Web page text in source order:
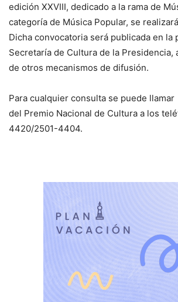
edición XXVIII, dedicado a la rama de
categoría de Música Popular, se
Dicha convocatoria será publicada en la
Secretaría de Cultura de la Presidencia,
de otros mecanismos de difusión.
Para cualquier consulta se puede
del Premio Nacional de Cultura a los
4420/2501-4404.